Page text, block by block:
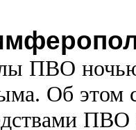
ПВО ночью
Об этом